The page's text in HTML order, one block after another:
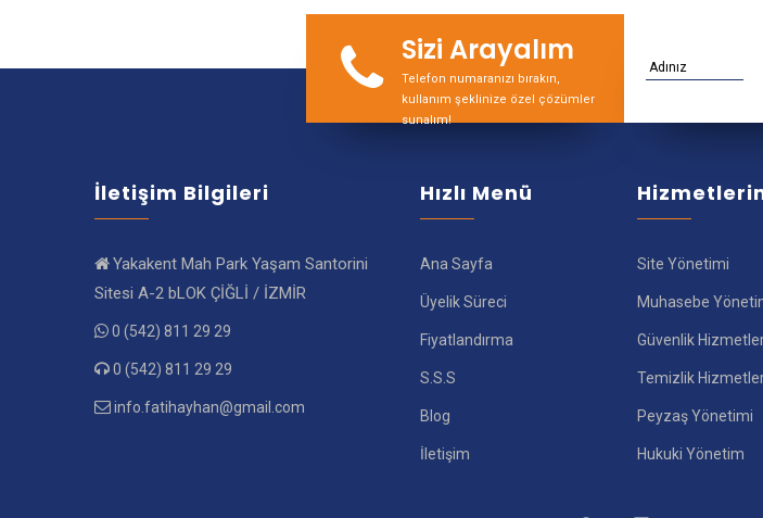
Sizi Arayalım
Telefon numaranızı bırakın,
kullanım şeklinize özel çözümler
sunalım!
İletişim Bilgileri
Yakakent Mah Park Yaşam Santorini
Sitesi A-2 bLOK ÇİĞLİ / İZMİR
0 (542) 811 29 29
0 (542) 811 29 29
info.fatihayhan@gmail.com
Hızlı Menü
Ana Sayfa
Üyelik Süreci
Fiyatlandırma
S.S.S
Blog
İletişim
Site Yönetimi
Muhasebe
Güvenlik
Temizlik
Peyzaş Yönetimi
Hukuki Yönetim